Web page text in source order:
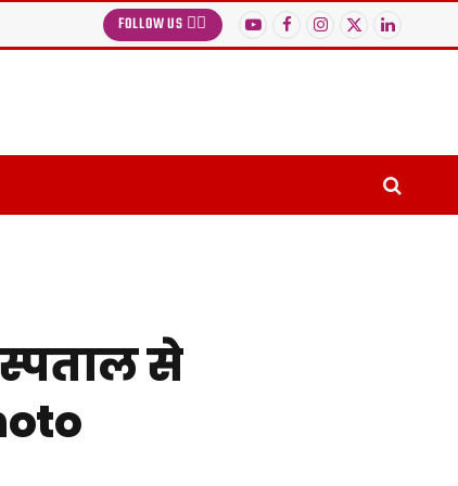
FOLLOW US 👉🏻 YouTubeFacebook
Instagram
X
(Twitter)
LinkedIn
से